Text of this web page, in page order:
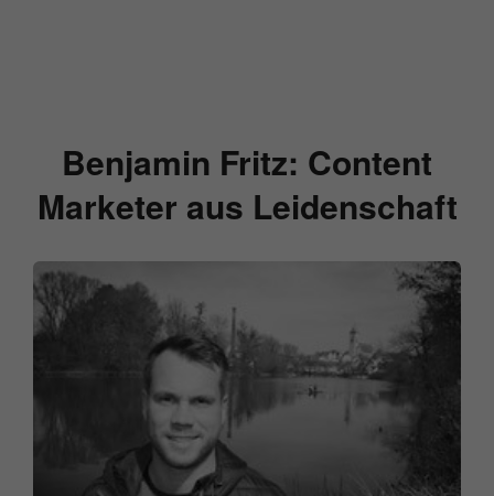
Benjamin Fritz: Content
Marketer aus Leidenschaft